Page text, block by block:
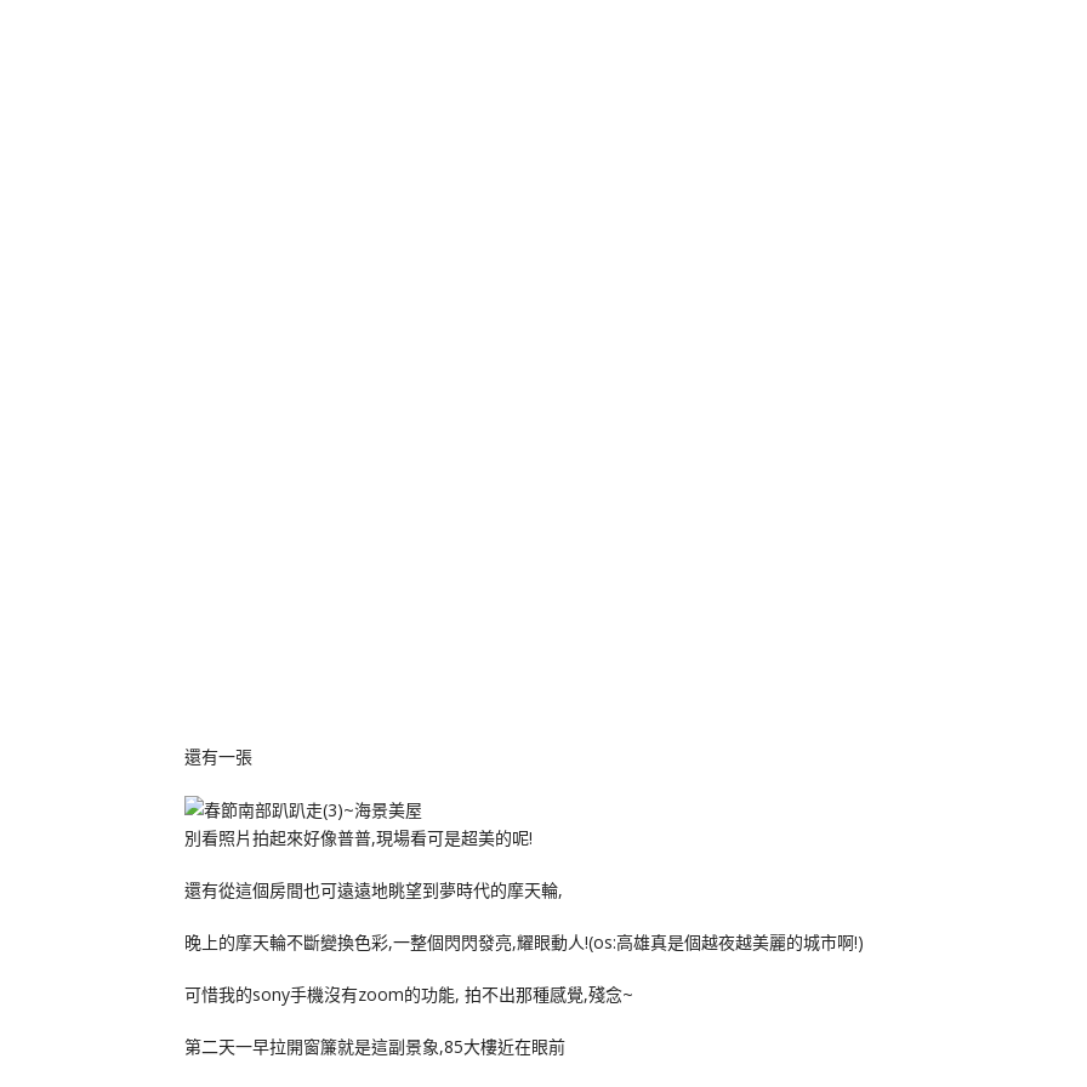
還有一張
別看照片拍起來好像普普,現場看可是超美的呢!
還有從這個房間也可遠遠地眺望到夢時代的摩天輪,
晚上的摩天輪不斷變換色彩,一整個閃閃發亮,耀眼動人!(os:高雄真是個越夜越美麗的城市啊!)
可惜我的sony手機沒有zoom的功能, 拍不出那種感覺,殘念~
第二天一早拉開窗簾就是這副景象,85大樓近在眼前